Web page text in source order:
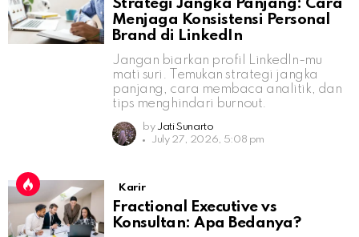
Strategi Jangka Panjang: Cara
Menjaga Konsistensi Personal
Brand di LinkedIn
Jangan biarkan profil LinkedIn-mu
mati suri. Temukan strategi jangka
panjang, cara membaca analitik, dan
tips menghindari burnout.
by Jati Sunarto
July 27, 2026, 5:08 pm
Karir
Fractional Executive vs
Konsultan: Apa Bedanya?